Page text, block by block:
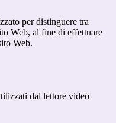
per distinguere tra
Web, al fine di effettuare
Web.
dal lettore video